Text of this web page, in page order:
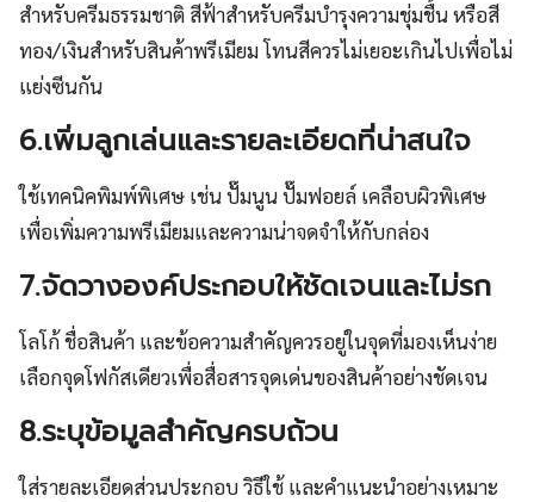
สำหรับครีมธรรมชาติ สีฟ้าสำหรับครีมบำรุงความชุ่มชื้น หรือสี
ทอง/เงินสำหรับสินค้าพรีเมียม โทนสีควรไม่เยอะเกินไปเพื่อไม่
แย่งซีนกัน
6.เพิ่มลูกเล่นและรายละเอียดที่น่าสนใจ
ใช้เทคนิคพิมพ์พิเศษ เช่น ปั๊มนูน ปั๊มฟอยล์ เคลือบผิวพิเศษ
เพื่อเพิ่มความพรีเมียมและความน่าจดจำให้กับกล่อง
7.จัดวางองค์ประกอบให้ชัดเจนและไม่รก
โลโก้ ชื่อสินค้า และข้อความสำคัญควรอยู่ในจุดที่มองเห็นง่าย
เลือกจุดโฟกัสเดียวเพื่อสื่อสารจุดเด่นของสินค้าอย่างชัดเจน
8.ระบุข้อมูลสำคัญครบถ้วน
ใส่รายละเอียดส่วนประกอบ วิธีใช้ และคำแนะนำอย่างเหมาะ